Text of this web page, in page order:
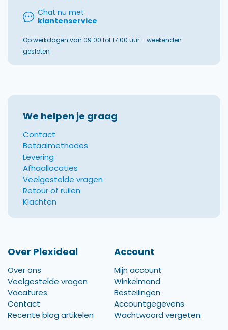
Chat nu met
klantenservice
Op werkdagen van 09.00 tot 17:00 uur – weekenden
gesloten
We helpen je graag
Contact
Betaalmethodes
Levering
Afhaallocaties
Veelgestelde vragen
Retour of ruilen
Klachten
Over Plexideal
Over ons
Veelgestelde vragen
Vacatures
Contact
Recente blog artikelen
Account
Mijn account
Winkelmand
Bestellingen
Accountgegevens
Wachtwoord vergeten